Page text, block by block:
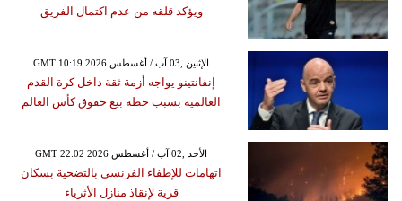
ويؤكد قلقه من عدم اكتمال الفريق
GMT 10:19 2026 الإثنين ,03 آب / أغسطس
إنفانتينو يواجه أزمة ثقة داخل كرة القدم
العالمية بسبب خطة بيع حقوق كأس العالم
GMT 22:02 2026 الأحد ,02 آب / أغسطس
اتهامات للإطفاء الفرنسي بالتضحية بسكان
قرية لإنقاذ منازل الأثرياء